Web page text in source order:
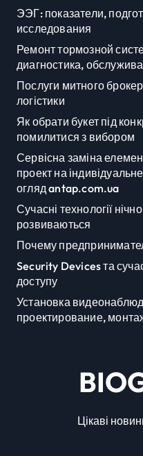
ЭЭГ: показатели,
исследования
Ремонт тормозной
диагностика,
Послуги митного
логістики
Як обрати букет під
помилитися з вибором
Сервісна заміна
проект на
огляд antap.com.ua
Сучасні технології
розвиваються
Почему
Security Devices та
доступу
Установка
проектирование,
Цікаві